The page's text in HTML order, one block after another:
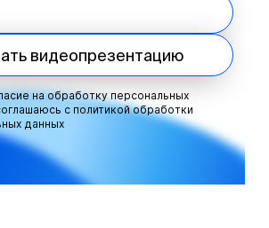
видеопрезентацию
на обработку персональных
с политикой обработки
данных